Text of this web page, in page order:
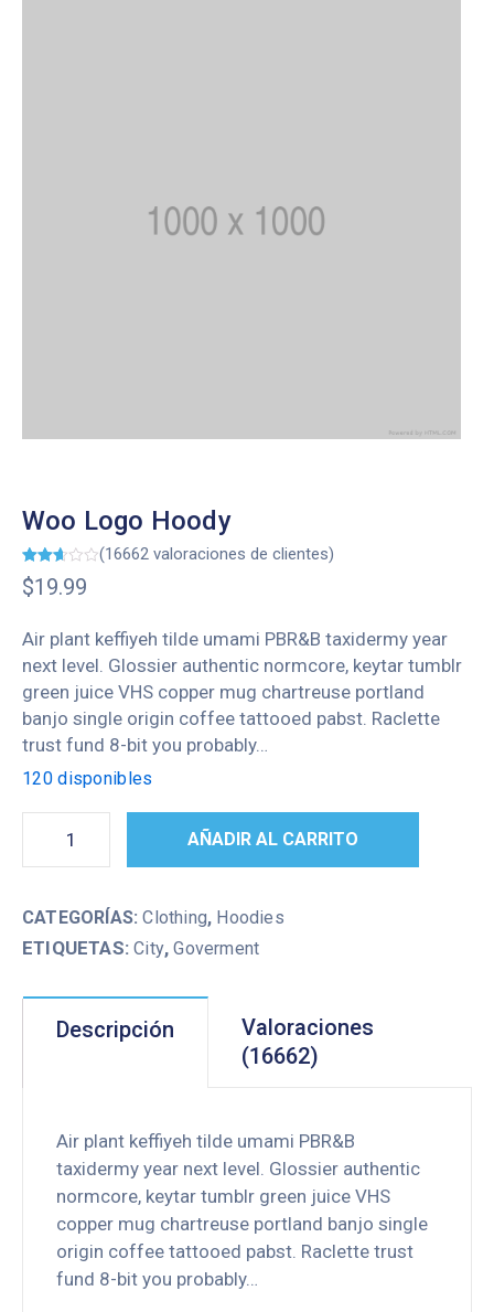
Woo Logo Hoody
Valorado
2.61
basado
en
14947
puntuaciones
de
clientes
(16662 valoraciones de clientes)
$19.99
Air plant keffiyeh tilde umami PBR&B taxidermy year
next level. Glossier authentic normcore, keytar tumblr
green juice VHS copper mug chartreuse portland
banjo single origin coffee tattooed pabst. Raclette
trust fund 8-bit you probably…
120 disponibles
AÑADIR AL CARRITO
CATEGORÍAS:Clothing, Hoodies
ETIQUETAS:City,Goverment
Descripción
Valoraciones
(16662)
Air plant keffiyeh tilde umami PBR&B
taxidermy year next level. Glossier authentic
normcore, keytar tumblr green juice VHS
copper mug chartreuse portland banjo single
origin coffee tattooed pabst. Raclette trust
fund 8-bit you probably…